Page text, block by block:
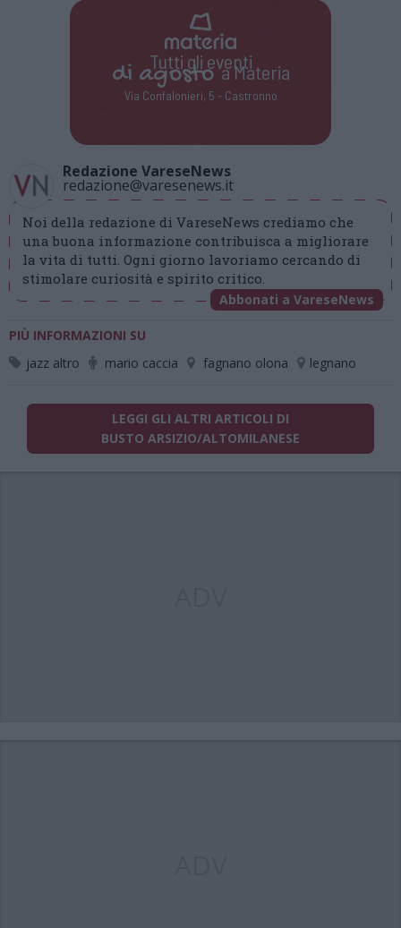
Tutti gli eventi
di agostoa Materia
Via Confalonieri, 5 - Castronno
Redazione VareseNews
redazione@varesenews.it
Noi della redazione di VareseNews crediamo che
una buona informazione contribuisca a migliorare
la vita di tutti. Ogni giorno lavoriamo cercando di
stimolare curiosità e spirito critico.
Abbonati a VareseNews
PIÙ INFORMAZIONI SU
jazz altro
mario caccia fagnano olona legnano
LEGGI GLI ALTRI ARTICOLI DI
BUSTO ARSIZIO/ALTOMILANESE